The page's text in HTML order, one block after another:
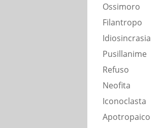
Ossimoro
Filantropo
Idiosincrasia
Pusillanime
Refuso
Neofita
Iconoclasta
Apotropaico